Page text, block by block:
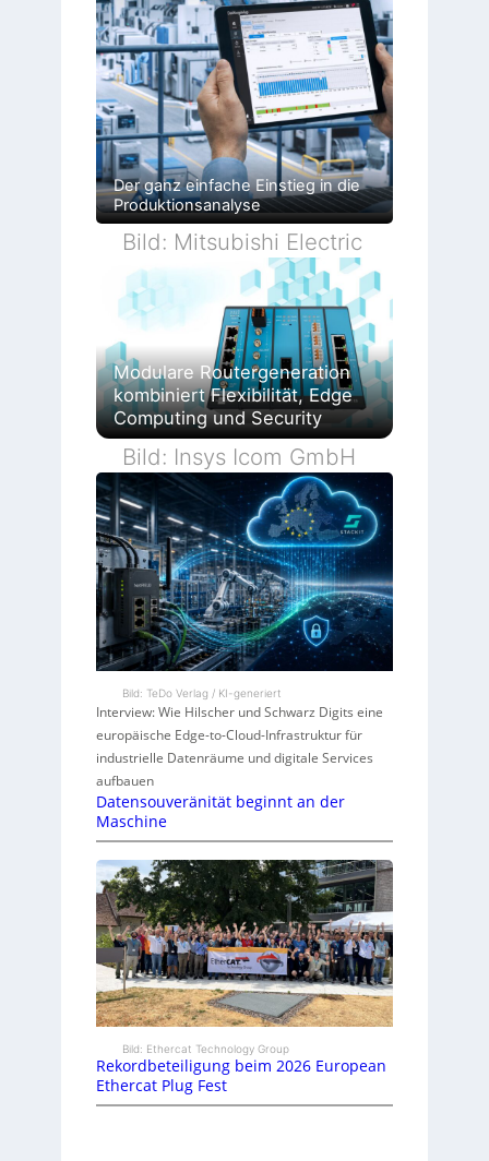
Der ganz einfache Einstieg in die
Produktionsanalyse
Bild: Mitsubishi Electric
Modulare Routergeneration
kombiniert Flexibilität, Edge
Computing und Security
Bild: Insys Icom GmbH
Bild: TeDo Verlag / KI-generiert
Interview: Wie Hilscher und Schwarz Digits eine
europäische Edge-to-Cloud-Infrastruktur für
industrielle Datenräume und digitale Services
aufbauen
Datensouveränität beginnt an der
Maschine
Bild: Ethercat Technology Group
Rekordbeteiligung beim 2026 European
Ethercat Plug Fest